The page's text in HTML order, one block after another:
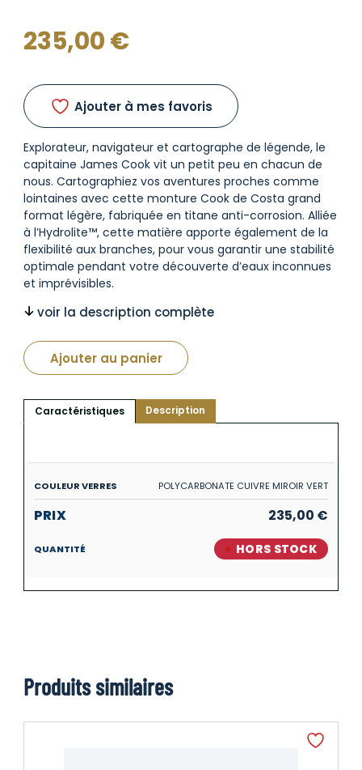
235,00€
Ajouter à mes favoris
Explorateur, navigateur et cartographe de légende, le
capitaine James Cook vit un petit peu en chacun de
nous. Cartographiez vos aventures proches comme
lointaines avec cette monture Cook de Costa grand
format légère, fabriquée en titane anti-corrosion. Alliée
à l’Hydrolite™, cette matière apporte également de la
flexibilité aux branches, pour vous garantir une stabilité
optimale pendant votre découverte d’eaux inconnues
et imprévisibles.
voir la description complète
Ajouter au panier
Caractéristiques Description
POLYCARBONATE CUIVRE MIROIR VERT
235,00 €
HORS STOCK
Produits similaires